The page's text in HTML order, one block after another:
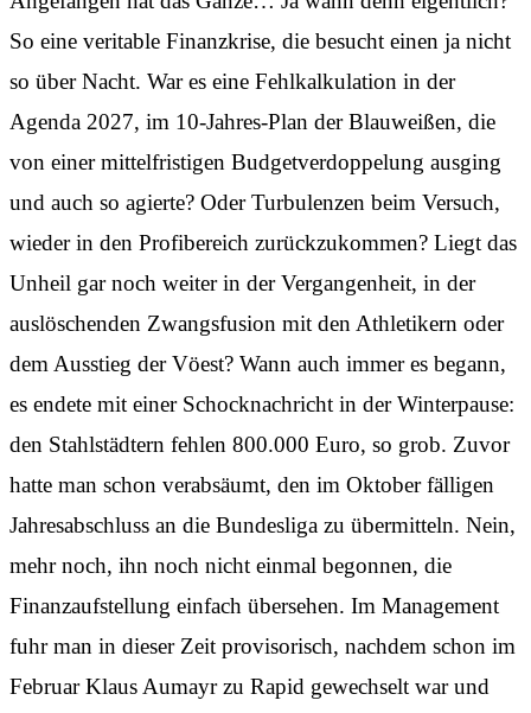
So eine veritable Finanzkrise, die besucht einen ja nicht
so über Nacht. War es eine Fehlkalkulation in der
Agenda 2027, im 10-Jahres-Plan der Blauweißen, die
von einer mittelfristigen Budgetverdoppelung ausging
und auch so agierte? Oder Turbulenzen beim Versuch,
wieder in den Profibereich zurückzukommen? Liegt das
Unheil gar noch weiter in der Vergangenheit, in der
auslöschenden Zwangsfusion mit den Athletikern oder
dem Ausstieg der Vöest? Wann auch immer es begann,
es endete mit einer Schocknachricht in der Winterpause:
den Stahlstädtern fehlen 800.000 Euro, so grob. Zuvor
hatte man schon verabsäumt, den im Oktober fälligen
Jahresabschluss an die Bundesliga zu übermitteln. Nein,
mehr noch, ihn noch nicht einmal begonnen, die
Finanzaufstellung einfach übersehen. Im Management
fuhr man in dieser Zeit provisorisch, nachdem schon im
Februar Klaus Aumayr zu Rapid gewechselt war und